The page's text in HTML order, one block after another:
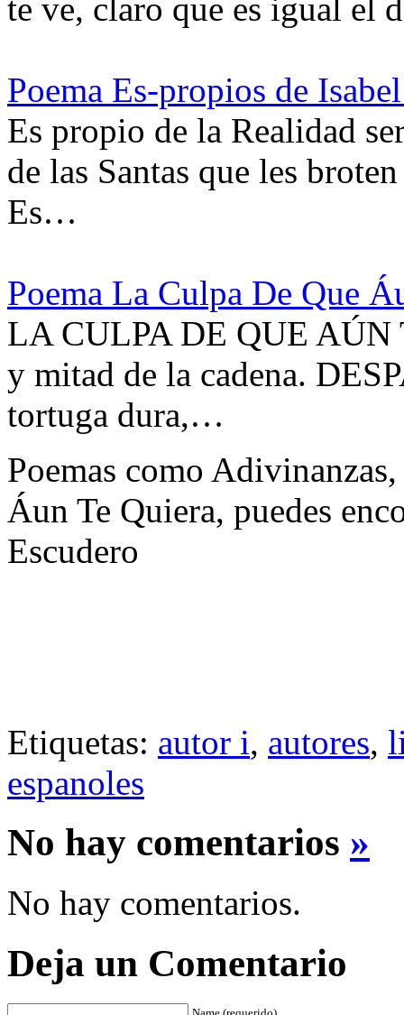
te ve, claro que es igual el
Poema Es-propios de
Es propio de la Realidad
de las Santas que les
Es…
Poema La Culpa De Que
LA CULPA DE QUE AÚN
y mitad de la cadena.
tortuga dura,…
Poemas como
Áun Te Quiera, puedes
Escudero
Etiquetas: autor i, autores,
espanoles
No hay comentarios »
No hay comentarios.
Deja un Comentario